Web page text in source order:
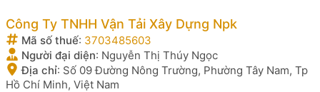
Công Ty TNHH Vận Tải Xây Dựng Npk
Mã số thuế: 3703485603
Người đại diện: Nguyễn Thị Thúy Ngọc
Địa chỉ: Số 09 Đường Nông Trường, Phường Tây Nam, Tp
Hồ Chí Minh, Việt Nam